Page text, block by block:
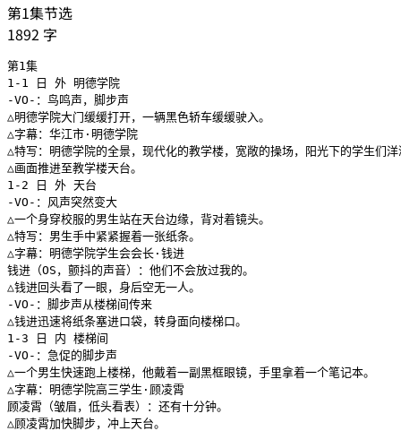
第1集节选
1892 字
第1集
1-1 日 外 明德学院
-VO-：鸟鸣声，脚步声
△明德学院大门缓缓打开，一辆黑色轿车缓缓驶入。
△字幕：华江市·明德学院
△特写：明德学院的全景，现代化的教学楼，宽敞的操场，阳光下的学生们
△画面推进至教学楼天台。
1-2 日 外 天台
-VO-：风声突然变大
△一个身穿校服的男生站在天台边缘，背对着镜头。
△特写：男生手中紧紧握着一张纸条。
△字幕：明德学院学生会会长·钱进
钱进（OS，颤抖的声音）：他们不会放过我的。
△钱进回头看了一眼，身后空无一人。
-VO-：脚步声从楼梯间传来
△钱进迅速将纸条塞进口袋，转身面向楼梯口。
1-3 日 内 楼梯间
-VO-：急促的脚步声
△一个男生快速跑上楼梯，他戴着一副黑框眼镜，手里拿着一个笔记本。
△字幕：明德学院高三学生·顾凌霄
顾凌霄（皱眉，低头看表）：还有十分钟。
△顾凌霄加快脚步，冲上天台。